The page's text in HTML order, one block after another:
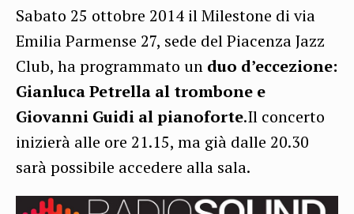
Sabato 25 ottobre 2014 il Milestone di via
Emilia Parmense 27, sede del Piacenza Jazz
Club, ha programmato un duo d’eccezione:
Gianluca Petrella al trombone e
Giovanni Guidi al pianoforte.Il concerto
inizierà alle ore 21.15, ma già dalle 20.30
sarà possibile accedere alla sala.